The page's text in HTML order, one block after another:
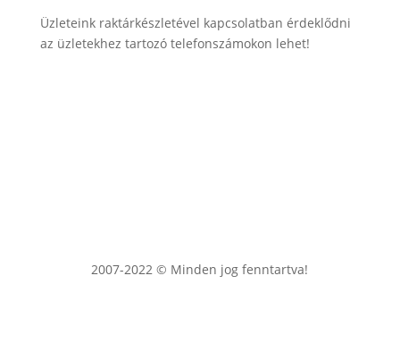
Üzleteink raktárkészletével kapcsolatban érdeklődni
az üzletekhez tartozó telefonszámokon lehet!
2007-2022 © Minden jog fenntartva!